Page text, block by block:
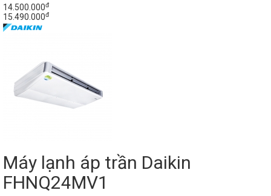
14.500.000đ
15.490.000đ
Máy lạnh áp trần Daikin
FHNQ24MV1